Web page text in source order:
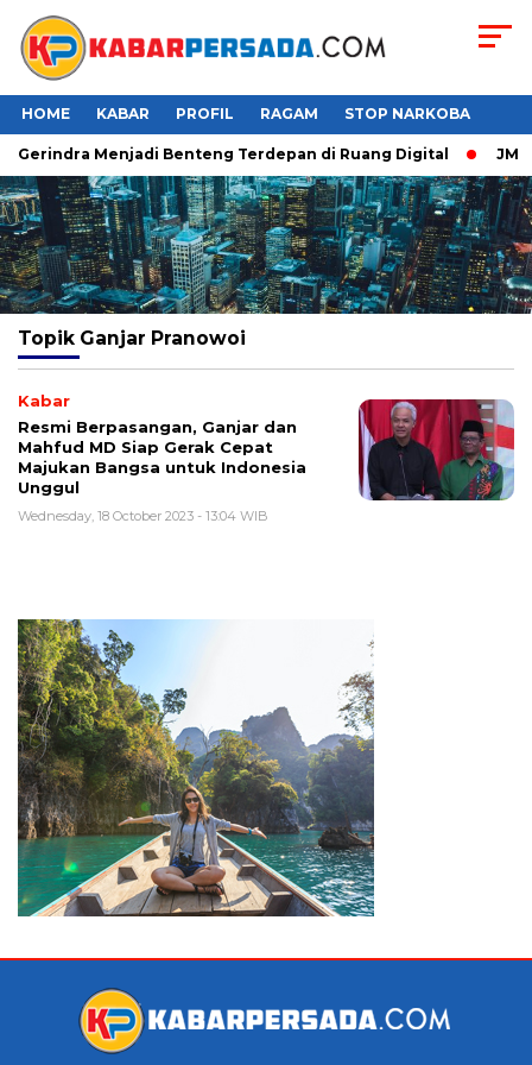
HOME KABAR PROFIL RAGAM STOP NARKOBA
Gerindra Menjadi Benteng Terdepan di Ruang Digital
Topik Ganjar Pranowoi
Kabar
Resmi Berpasangan, Ganjar dan
Mahfud MD Siap Gerak Cepat
Majukan Bangsa untuk Indonesia
Unggul
Wednesday, 18 October 2023 - 13:04 WIB